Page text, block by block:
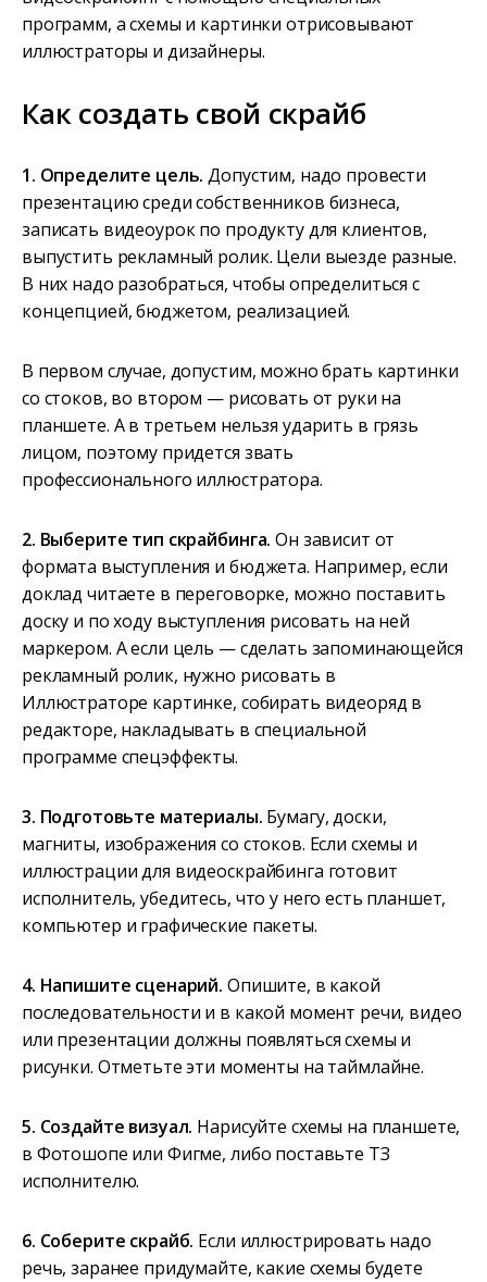
программ, а схемы и картинки отрисовывают
иллюстраторы и дизайнеры.
Как создать свой скрайб
1. Определите цель.Допустим, надо провести
презентацию среди собственников бизнеса,
записать видеоурок по продукту для клиентов,
выпустить рекламный ролик. Цели выезде разные.
В них надо разобраться, чтобы определиться с
концепцией, бюджетом, реализацией.
В первом случае, допустим, можно брать картинки
со стоков, во втором — рисовать от руки на
планшете. А в третьем нельзя ударить в грязь
лицом, поэтому придется звать
профессионального иллюстратора.
2. Выберите тип скрайбинга.Он зависит от
формата выступления и бюджета. Например, если
доклад читаете в переговорке, можно поставить
доску и по ходу выступления рисовать на ней
маркером. А если цель — сделать запоминающейся
рекламный ролик, нужно рисовать в
Иллюстраторе картинке, собирать видеоряд в
редакторе, накладывать в специальной
программе спецэффекты.
3. Подготовьте материалы. Бумагу, доски,
магниты, изображения со стоков. Если схемы и
иллюстрации для видеоскрайбинга готовит
исполнитель, убедитесь, что у него есть планшет,
компьютер и графические пакеты.
4. Напишите сценарий. Опишите, в какой
последовательности и в какой момент речи, видео
или презентации должны появляться схемы и
рисунки. Отметьте эти моменты на таймлайне.
5. Создайте визуал. Нарисуйте схемы на планшете,
в Фотошопе или Фигме, либо поставьте ТЗ
исполнителю.
6. Соберите скрайб. Если иллюстрировать надо
речь, заранее придумайте, какие схемы будете